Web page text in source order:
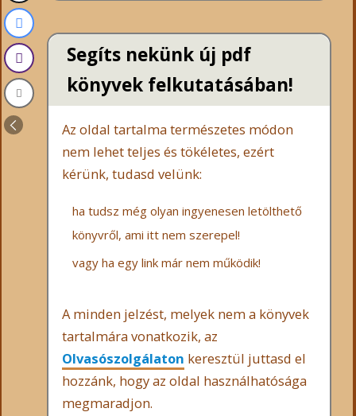
Segíts nekünk új pdf
könyvek felkutatásában!
Az oldal tartalma természetes módon
nem lehet teljes és tökéletes, ezért
kérünk, tudasd velünk:
ha tudsz még olyan ingyenesen letölthető
könyvről, ami itt nem szerepel!
vagy ha egy link már nem működik!
A minden jelzést, melyek nem a könyvek
tartalmára vonatkozik, az
Olvasószolgálaton keresztül juttasd el
hozzánk, hogy az oldal használhatósága
megmaradjon.